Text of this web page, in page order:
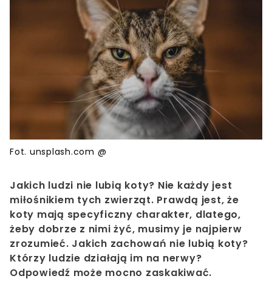
Fot. unsplash.com @
Jakich ludzi nie lubią koty? Nie każdy jest
miłośnikiem tych zwierząt. Prawdą jest, że
koty mają specyficzny charakter, dlatego,
żeby dobrze z nimi żyć, musimy je najpierw
zrozumieć. Jakich zachowań nie lubią koty?
Którzy ludzie działają im na nerwy?
Odpowiedź może mocno zaskakiwać.